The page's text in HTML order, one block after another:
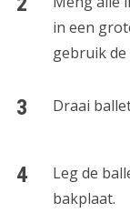
in een
gebruik de
Draai
Leg de
bakplaat.